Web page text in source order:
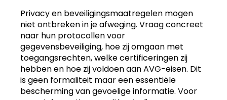
Privacy en beveiligingsmaatregelen mogen
niet ontbreken in je afweging. Vraag concreet
naar hun protocollen voor
gegevensbeveiliging, hoe zij omgaan met
toegangsrechten, welke certificeringen zij
hebben en hoe zij voldoen aan AVG-eisen. Dit
is geen formaliteit maar een essentiële
bescherming van gevoelige informatie. Voor